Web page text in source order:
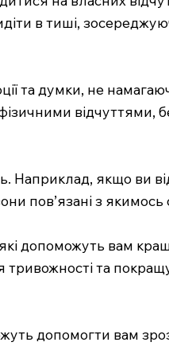
в тиші,
та думки, не
відчуттями,
Наприклад, якщо ви
пов’язані з
допоможуть вам
та
допомогти вам